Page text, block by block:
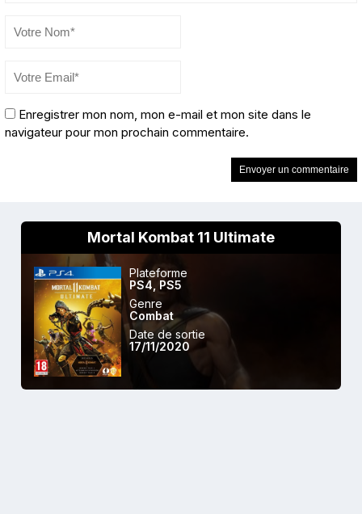
Enregistrer mon nom, mon e-mail et mon site dans le
navigateur pour mon prochain commentaire.
Mortal Kombat 11 Ultimate
Plateforme
PS4 PS5
Genre
Combat
Date de sortie
17/11/2020